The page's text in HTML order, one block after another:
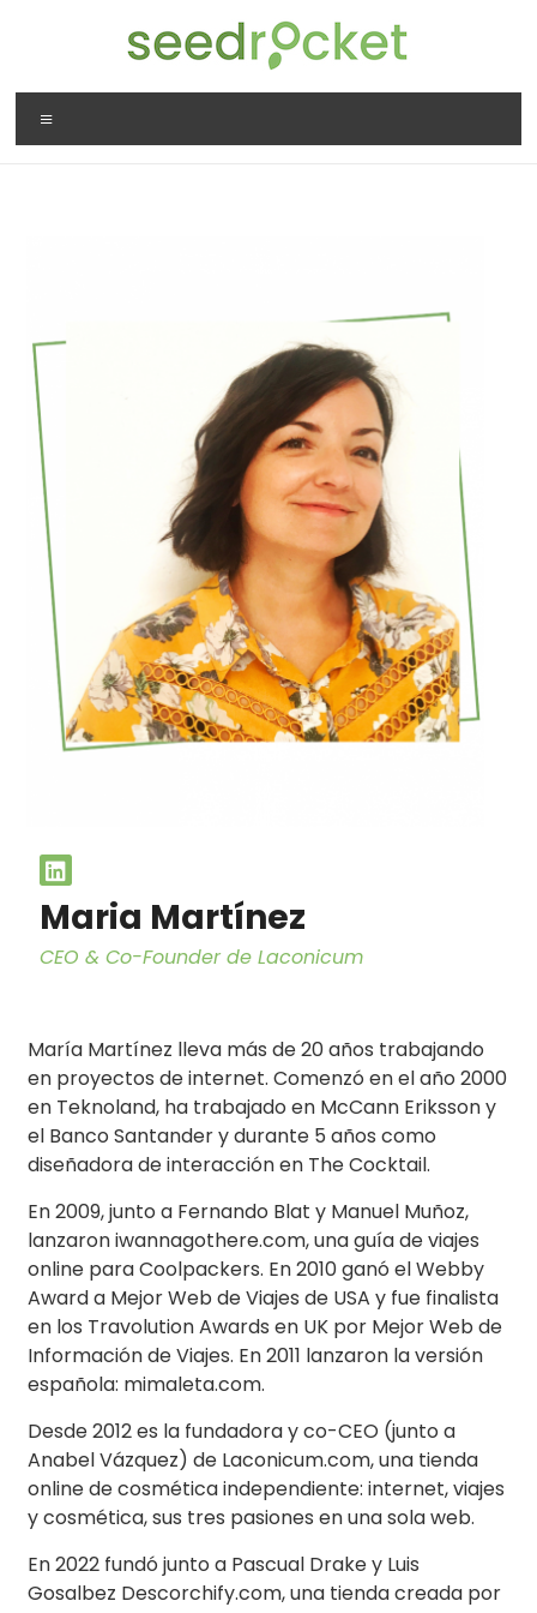
Maria Martínez
CEO & Co-Founder de Laconicum
María Martínez lleva más de 20 años trabajando
en proyectos de internet. Comenzó en el año 2000
en Teknoland, ha trabajado en McCann Eriksson y
el Banco Santander y durante 5 años como
diseñadora de interacción en The Cocktail.
En 2009, junto a Fernando Blat y Manuel Muñoz,
lanzaron iwannagothere.com, una guía de viajes
online para Coolpackers. En 2010 ganó el Webby
Award a Mejor Web de Viajes de USA y fue finalista
en los Travolution Awards en UK por Mejor Web de
Información de Viajes. En 2011 lanzaron la versión
española: mimaleta.com.
Desde 2012 es la fundadora y co-CEO (junto a
Anabel Vázquez) de Laconicum.com, una tienda
online de cosmética independiente: internet, viajes
y cosmética, sus tres pasiones en una sola web.
En 2022 fundó junto a Pascual Drake y Luis
Gosalbez Descorchify.com, una tienda creada por